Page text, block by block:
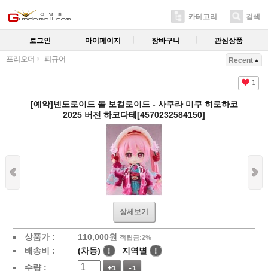
카테고리 검색
로그인 마이페이지 장바구니 관심상품
프리오더 피규어 Recent
1
[예약]넨도로이드 돌 보컬로이드 - 사쿠라 미쿠 히로하코
2025 버전 하코다테[4570232584150]
상세보기
상품가 : 110,000원 적립금:2%
배송비 : (차등) ! 지역별
!
수량 :
+1 -1